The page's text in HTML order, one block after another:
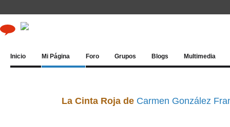
Inicio Mi Página Foro Grupos Blogs Multimedia
La Cinta Roja de Carmen González